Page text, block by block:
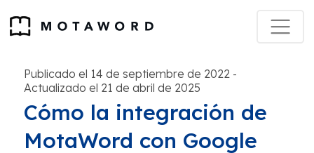
Publicado el 14 de septiembre de 2022 -
Actualizado el 21 de abril de 2025
Cómo la integración de
MotaWord con Google